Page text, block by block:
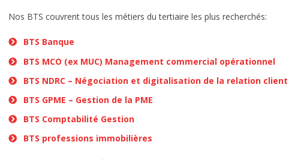
Nos BTS couvrent tous les métiers du tertiaire les plus recherchés:
BTS Banque
BTS MCO (ex MUC) Management commercial opérationnel
BTS NDRC – Négociation et digitalisation de la relation client
BTS GPME – Gestion de la PME
BTS Comptabilité Gestion
BTS professions immobilières